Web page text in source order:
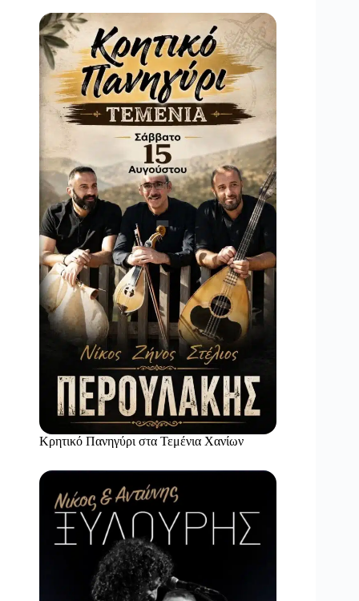
Κρητικό Πανηγύρι στα Τεμένια Χανίων